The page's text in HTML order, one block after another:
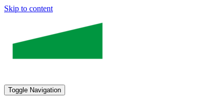
Skip to content
Toggle Navigation